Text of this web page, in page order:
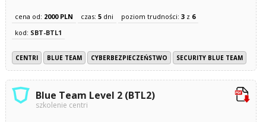
cena od: 2000 PLN czas: 5dni poziom trudności: 3z 6
kod: SBT-BTL1
CENTRI BLUE TEAM CYBERBEZPIECZEŃSTWO SECURITY BLUE TEAM
Blue Team Level 2 (BTL2)
szkolenie centri